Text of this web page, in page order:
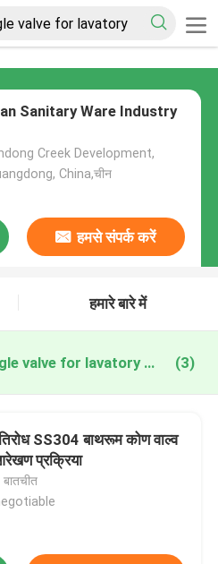
Sanitary Ware Industry
Creek Development,
China,चीन
हमसे संपर्क करें
हमारे बारे में
surface drawing angle valve for lavatory ऑनलाइन निर्माण (3)
SS304 बाथरूम कोण वाल्व
प्रक्रिया